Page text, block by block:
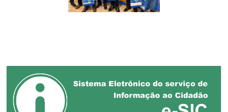
XXVII MARCHA EM